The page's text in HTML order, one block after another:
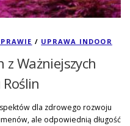
/ UPRAWA INDOOR
z Ważniejszych
dla zdrowego rozwoju
ale odpowiednią długość